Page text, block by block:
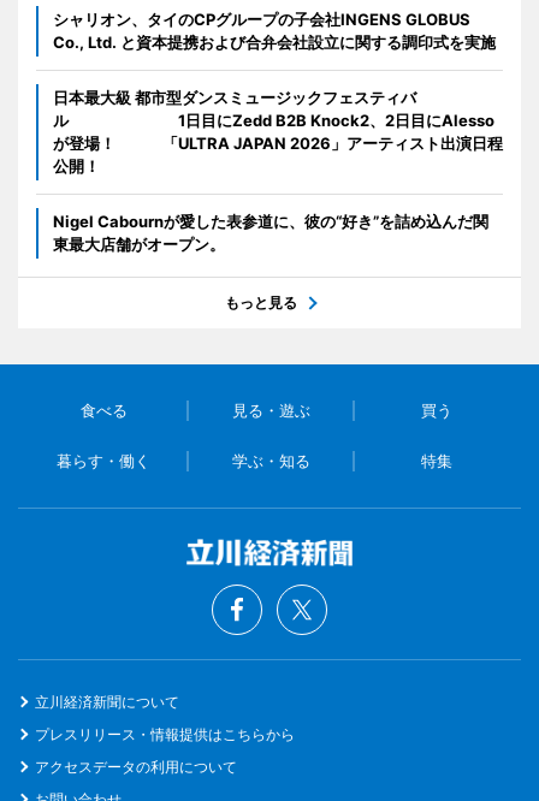
シャリオン、タイのCPグループの子会社INGENS GLOBUS
Co., Ltd. と資本提携および合弁会社設立に関する調印式を実施
日本最大級 都市型ダンスミュージックフェスティバ
ル 1日目にZedd B2B Knock2、2日目にAlesso
が登場！ 「ULTRA JAPAN 2026」アーティスト出演日程
公開！
Nigel Cabournが愛した表参道に、彼の“好き”を詰め込んだ関
東最大店舗がオープン。
もっと見る
食べる 見る・遊ぶ 買う
暮らす・働く 学ぶ・知る 特集
立川経済新聞について
プレスリリース・情報提供はこちらから
アクセスデータの利用について